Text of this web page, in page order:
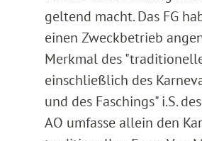
geltend macht. Das FG
einen Zweckbetrieb
Merkmal des
einschließlich des
und des Faschings" i.S.
AO umfasse allein den